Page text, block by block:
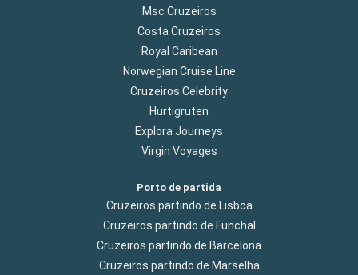
Msc Cruzeiros
Costa Cruzeiros
Royal Caribean
Norwegian Cruise Line
Cruzeiros Celebrity
Hurtigruten
Explora Journeys
Virgin Voyages
Porto de partida
Cruzeiros partindo de Lisboa
Cruzeiros partindo de Funchal
Cruzeiros partindo de Barcelona
Cruzeiros partindo de Marselha